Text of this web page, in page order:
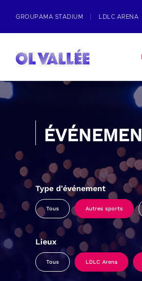
GROUPAMA STADIUM LDLC ARENA
Type d'événement
Tous Autres sports
Lieux
Tous LDLC Arena